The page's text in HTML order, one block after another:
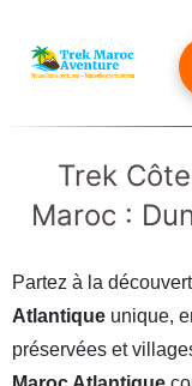
contenu
Trek
Maroc :
Partez à la
Atlantique unique,
préservées et